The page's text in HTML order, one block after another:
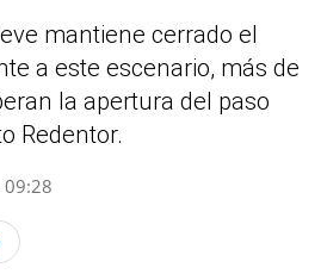
mantiene cerrado el
a este escenario, más de
la apertura del paso
Redentor.
09:28